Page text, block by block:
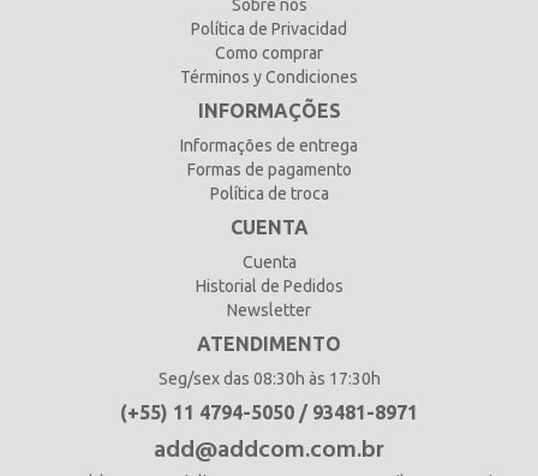
Sobre nós
Política de Privacidad
Como comprar
Términos y Condiciones
INFORMAÇÕES
Informações de entrega
Formas de pagamento
Política de troca
CUENTA
Cuenta
Historial de Pedidos
Newsletter
ATENDIMENTO
Seg/sex das 08:30h às 17:30h
(+55) 11 4794-5050 / 93481-8971
add@addcom.com.br